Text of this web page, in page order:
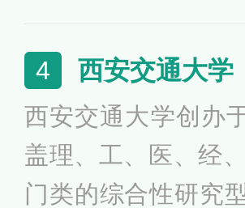
引智计划、高等学
教育培养计划。学
袖人才和优秀建设
篮”。
4 西安交通大学
西安交通大学创办
盖理、工、医、经
门类的综合性研究